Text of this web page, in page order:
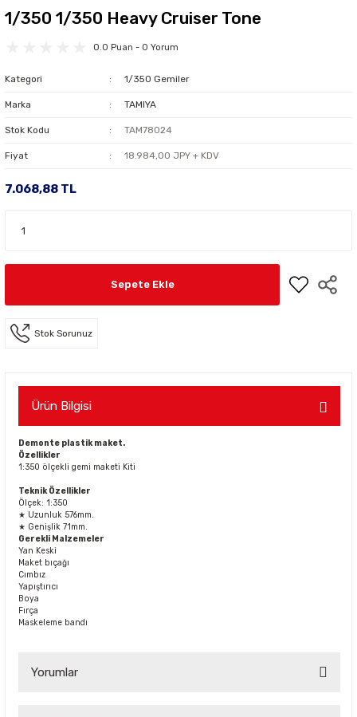
1/350 1/350 Heavy Cruiser Tone
0.0 Puan - 0 Yorum
Kategori 1/350 Gemiler
Marka TAMIYA
Stok Kodu TAM78024
Fiyat 18.984,00 JPY + KDV
7.068,88 TL
Sepete Ekle
Stok Sorunuz
Ürün Bilgisi
Demonte plastik maket.
Özellikler
1:350 ölçekli gemi maketi Kiti
Teknik Özellikler
Ölçek: 1:350
★ Uzunluk 576mm.
★ Genişlik 71mm.
Gerekli Malzemeler
Yan Keski
Maket bıçağı
Cımbız
Yapıştırıcı
Boya
Fırça
Maskeleme bandı
Yorumlar